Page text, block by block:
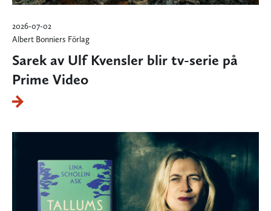
2026-07-02
Albert Bonniers Förlag
Sarek av Ulf Kvensler blir tv-serie på
Prime Video